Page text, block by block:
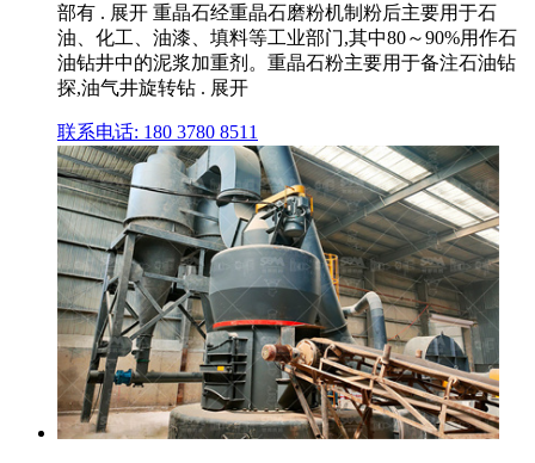
部有 . 展开 重晶石经重晶石磨粉机制粉后主要用于石
油、化工、油漆、填料等工业部门,其中80～90%用作石
油钻井中的泥浆加重剂。重晶石粉主要用于备注石油钻
探,油气井旋转钻 . 展开
联系电话: 180 3780 8511